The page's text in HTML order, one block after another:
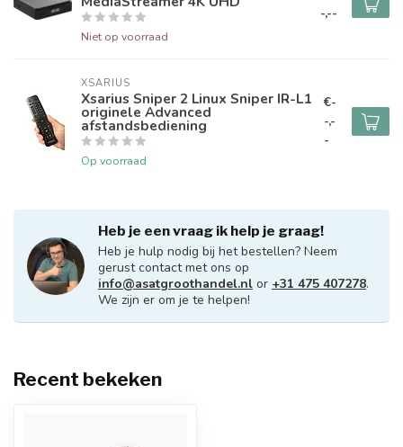
Niet op voorraad
-,--
XSARIUS
Xsarius Sniper 2 Linux Sniper IR-L1
originele Advanced
afstandsbediening
Op voorraad
€-
-,-
-
Heb je een vraag ik help je graag!
Heb je hulp nodig bij het bestellen? Neem
gerust contact met ons op
info@asatgroothandel.nl or +31 475 407278.
We zijn er om je te helpen!
Recent bekeken